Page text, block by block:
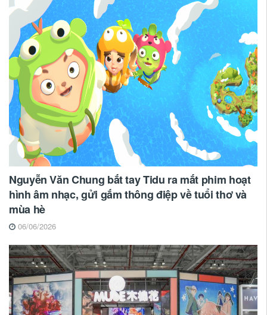
Nguyễn Văn Chung bắt tay Tidu ra mắt phim hoạt
hình âm nhạc, gửi gắm thông điệp về tuổi thơ và
mùa hè
06/06/2026